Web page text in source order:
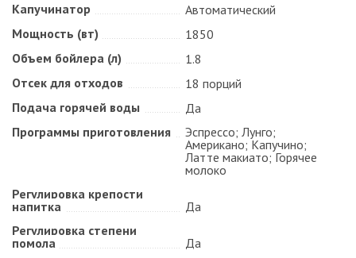
Капучинатор
Автоматический
Мощность (вт)
1850
Объем бойлера (л)
1.8
Отсек для отходов
18 порций
Подача горячей воды
Да
Программы приготовления
Эспрессо; Лунго;
Американо; Капучино;
Латте макиато; Горячее
молоко
Регулировка крепости
напитка
Да
Регулировка степени
помола
Да